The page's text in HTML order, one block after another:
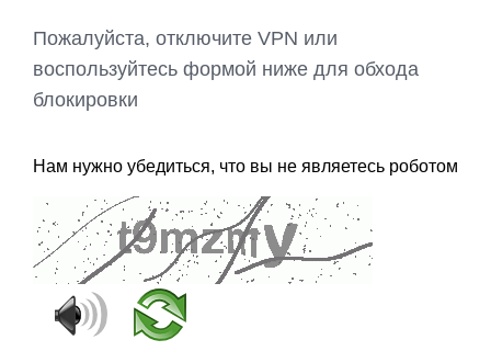
Пожалуйста, отключите VPN или
воспользуйтесь формой ниже для обхода
блокировки
Нам нужно убедиться, что вы не являетесь роботом